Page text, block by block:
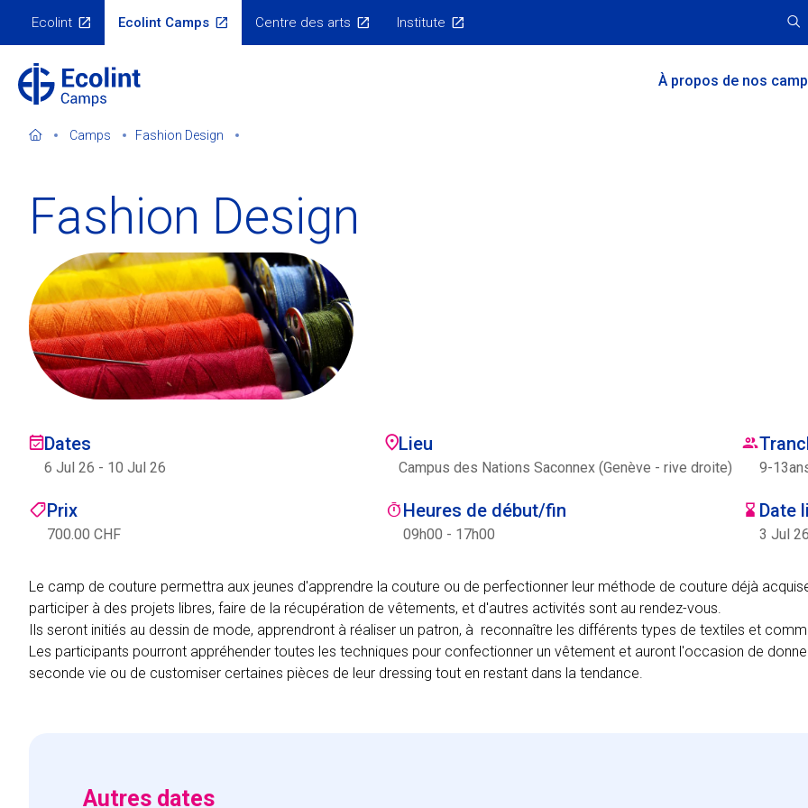
content
Menu
Ecolint Ecolint Camps Centre des arts Institute
MainÀ propos de nos
Camps Fashion Design
Fashion Design
Dates
6 Jul 26 - 10 Jul 26
Lieu
Campus des Nations Saconnex (Genève - rive droite) 9-13
Prix
700.00 CHF
Heures de début/fin
09h00 - 17h00
Date
3 Jul
Le camp de couture permettra aux jeunes d'apprendre la couture ou de perfectionner leur méthode de couture déjà
participer à des projets libres, faire de la récupération de vêtements, et d'autres activités sont au rendez-vous.
Ils seront initiés au dessin de mode, apprendront à réaliser un patron, à reconnaître les différents types de textiles et
Les participants pourront appréhender toutes les techniques pour confectionner un vêtement et auront l'occasion de
seconde vie ou de customiser certaines pièces de leur dressing tout en restant dans la tendance.
Autres dates